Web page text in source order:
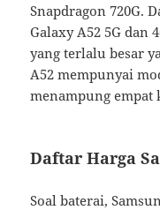
Snapdragon 720G.
Galaxy A52 5G dan
yang terlalu besar
A52 mempunyai
menampung empat
Daftar Harga
Soal baterai,